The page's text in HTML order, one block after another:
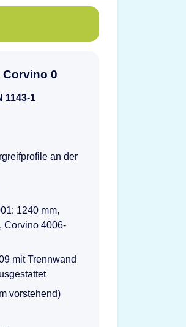
0
1143-1
an der
1240 mm,
Corvino 4006-
mit Trennwand
vorstehend)